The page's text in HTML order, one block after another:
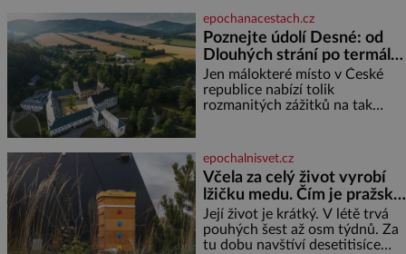
ochotný podat pomocnou ruku.
Vždycky jsem byla spíš
samotářka. Nepotřebovala jsem
kolem sebe partu kamarádek
ani partnera. Stačily mi knihy,
práce a hlavně klid. Hned po
studiích jsem odešla z rodného
epochanacestach.cz
Poznejte údolí Desné: od
Dlouhých strání po termální
prameny
Jen málokteré místo v České
republice nabízí tolik
rozmanitých zážitků na tak
jediného dne můžete
nahlédnout do útrob jedné z
nejvýznamnějších vodních
elektráren v Evropě, vydat se na
horské hřebeny, projet se na
koloběžce a den zakončit
poznáváním památek ve
epochalnisvet.cz
Včela za celý život vyrobí
lžičku medu. Čím je pražský
med ze střech tak ceněný?
Její život je krátký. V létě trvá
pouhých šest až osm týdnů. Za
tu dobu navštíví desetitisíce